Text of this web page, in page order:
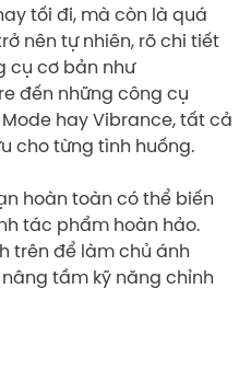
tối đi, mà còn là quá
nên tự nhiên, rõ chi tiết
cụ cơ bản như
đến những công cụ
hay Vibrance, tất cả
cho từng tình huống.
hoàn toàn có thể biến
tác phẩm hoàn hảo.
trên để làm chủ ánh
tầm kỹ năng chỉnh